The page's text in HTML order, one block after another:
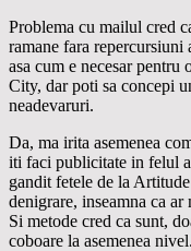
Problema cu mailul cred
ramane fara repercursiuni
asa cum e necesar pentru
City, dar poti sa concepi
neadevaruri.
Da, ma irita asemenea
iti faci publicitate in felul
gandit fetele de la
denigrare, inseamna ca ar
Si metode cred ca sunt,
coboare la asemenea nivel.